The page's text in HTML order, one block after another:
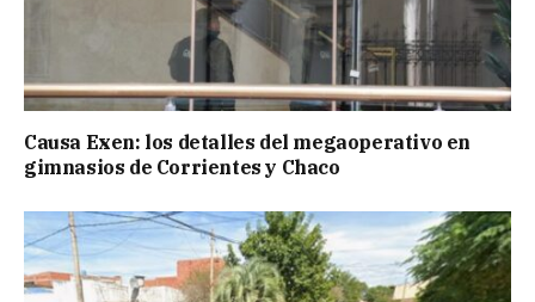
Causa Exen: los detalles del megaoperativo en
gimnasios de Corrientes y Chaco